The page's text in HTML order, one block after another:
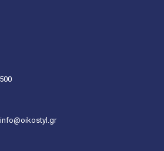
info@oikostyl.gr